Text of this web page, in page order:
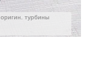
турбины